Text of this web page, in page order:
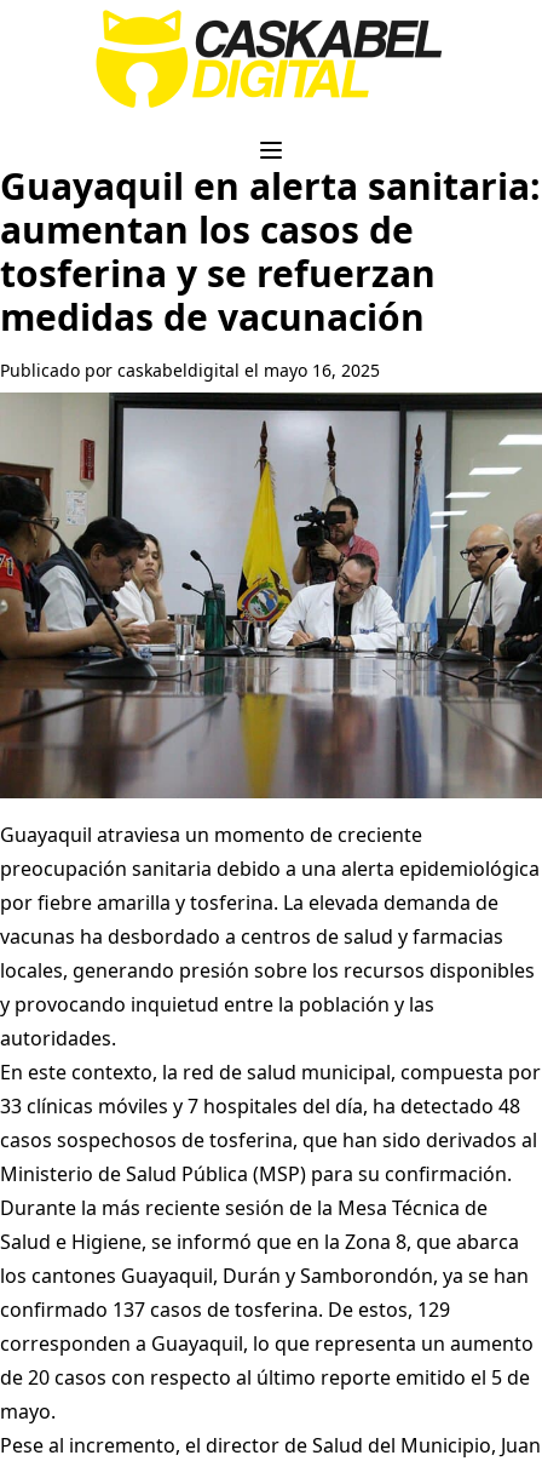
Guayaquil en alerta sanitaria:
aumentan los casos de
tosferina y se refuerzan
medidas de vacunación
Publicado por caskabeldigital el mayo 16, 2025
Guayaquil atraviesa un momento de creciente
preocupación sanitaria debido a una alerta epidemiológica
por fiebre amarilla y tosferina. La elevada demanda de
vacunas ha desbordado a centros de salud y farmacias
locales, generando presión sobre los recursos disponibles
y provocando inquietud entre la población y las
autoridades.
En este contexto, la red de salud municipal, compuesta por
33 clínicas móviles y 7 hospitales del día, ha detectado 48
casos sospechosos de tosferina, que han sido derivados al
Ministerio de Salud Pública (MSP) para su confirmación.
Durante la más reciente sesión de la Mesa Técnica de
Salud e Higiene, se informó que en la Zona 8, que abarca
los cantones Guayaquil, Durán y Samborondón, ya se han
confirmado 137 casos de tosferina. De estos, 129
corresponden a Guayaquil, lo que representa un aumento
de 20 casos con respecto al último reporte emitido el 5 de
mayo.
Pese al incremento, el director de Salud del Municipio, Juan